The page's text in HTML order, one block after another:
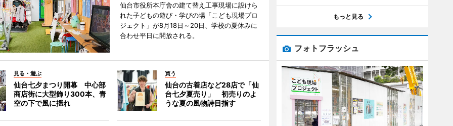
仙台市役所本庁舎の建て替え工事現場に設けら
れた子どもの遊び・学びの場「こども現場プロ
ジェクト」が8月18日～20日、学校の夏休みに
合わせ平日に開放される。
見る・遊ぶ
仙台七夕まつり開幕 中心部
商店街に大型飾り300本、青
空の下で風に揺れ
買う
仙台の古着店など28店で「仙
台七夕夏売り」 初売りのよ
うな夏の風物詩目指す
もっと見る
フォトフラッシュ